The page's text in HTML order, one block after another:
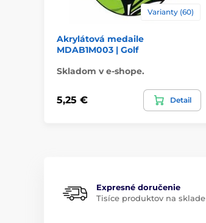
Varianty (60)
Akrylátová medaile
MDAB1M003 | Golf
Skladom v e-shope.
5,25 € Detail
Expresné doručenie
Tisíce produktov na sklade